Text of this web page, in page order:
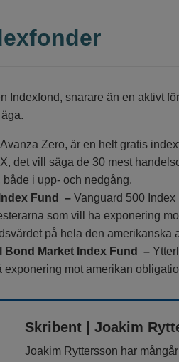
Indexfond, snarare än en aktivt
Avanza Zero, är en helt gratis
det vill säga de 30 mest
i upp- och nedgång.
Fund – Vanguard 500
som vill ha exponering
på hela den amerikanska
Bond Market Index Fund –
exponering mot amerikan
Skribent | Joakim
Joakim Ryttersson har